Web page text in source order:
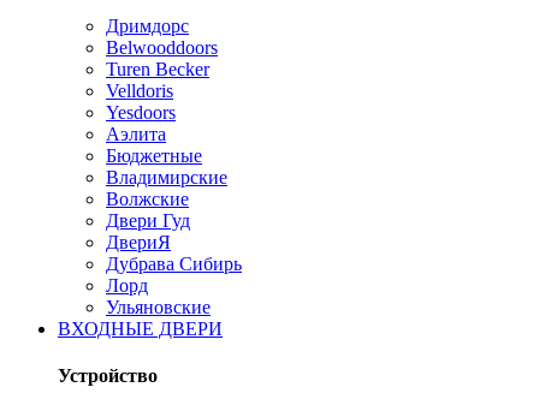
Дримдорс
Belwooddoors
Turen Becker
Velldoris
Yesdoors
Аэлита
Бюджетные
Владимирские
Волжские
Двери Гуд
ДвериЯ
Дубрава Сибирь
Лорд
Ульяновские
ВХОДНЫЕ ДВЕРИ
Устройство